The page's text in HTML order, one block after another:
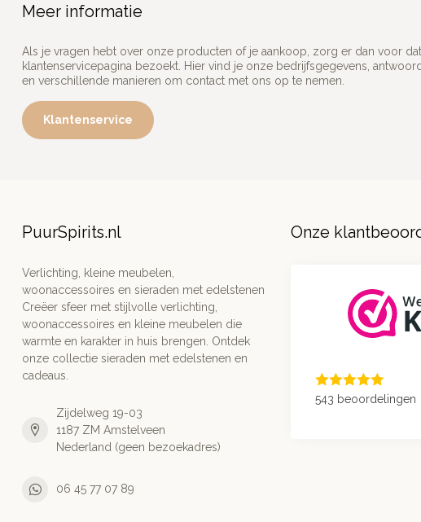
Meer informatie
Als je vragen hebt over onze producten of je aankoop, zorg er dan voor
klantenservicepagina bezoekt. Hier vind je onze bedrijfsgegevens,
en verschillende manieren om contact met ons op te nemen.
Klantenservice
PuurSpirits.nl
Verlichting, kleine meubelen,
woonaccessoires en sieraden met edelstenen
Creëer sfeer met stijlvolle verlichting,
woonaccessoires en kleine meubelen die
warmte en karakter in huis brengen. Ontdek
onze collectie sieraden met edelstenen en
cadeaus.
Zijdelweg 19-03
1187 ZM Amstelveen
Nederland (geen bezoekadres)
06 45 77 07 89
Onze
543 beoordelingen